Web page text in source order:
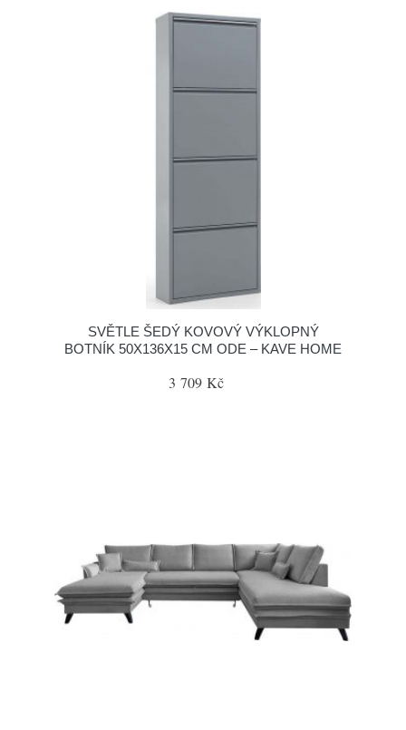
SVĚTLE ŠEDÝ KOVOVÝ VÝKLOPNÝ
BOTNÍK 50X136X15 CM ODE – KAVE HOME
3 709 Kč